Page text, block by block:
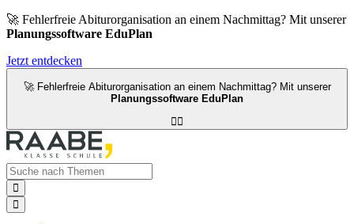
🚀 Fehlerfreie Abiturorganisation an einem Nachmittag? Mit unserer
Planungssoftware EduPlan
Jetzt entdecken
🚀 Fehlerfreie Abiturorganisation an einem Nachmittag? Mit unserer
Planungssoftware EduPlan


